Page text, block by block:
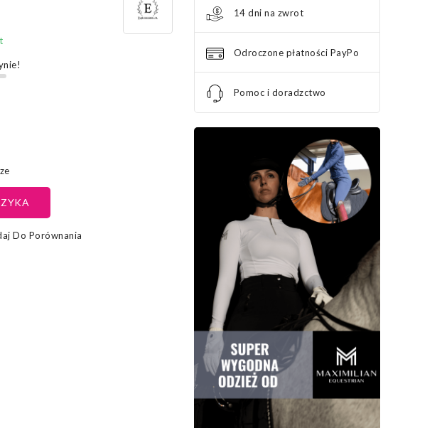
Do Porównania
14 dni na zwrot
Odroczone płatności PayPo
Pomoc i doradzctwo